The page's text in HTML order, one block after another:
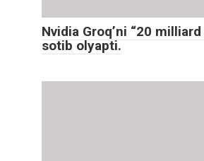
Nvidia Groq’ni “20
sotib olyapti.